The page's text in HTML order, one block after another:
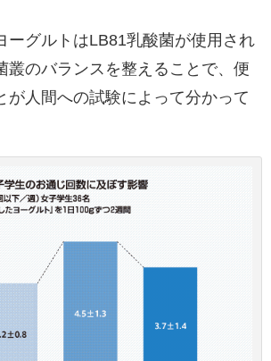
ーグルトはLB81乳酸菌が使用され
叢のバランスを整えることで、便
が人間への試験によって分かって